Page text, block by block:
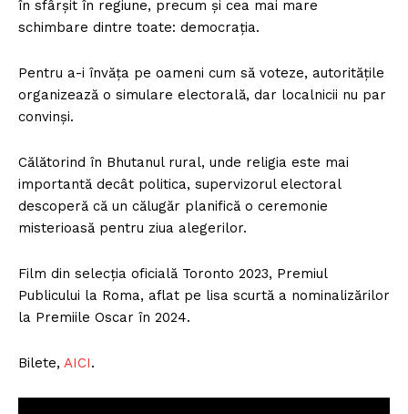
în sfârșit în regiune, precum și cea mai mare
schimbare dintre toate: democrația.
Pentru a-i învăţa pe oameni cum să voteze, autorităţile
organizează o simulare electorală, dar localnicii nu par
convinşi.
Călătorind în Bhutanul rural, unde religia este mai
importantă decât politica, supervizorul electoral
descoperă că un călugăr planifică o ceremonie
misterioasă pentru ziua alegerilor.
Film din selecția oficială Toronto 2023, Premiul
Publicului la Roma, aflat pe lisa scurtă a nominalizărilor
la Premiile Oscar în 2024.
Bilete, AICI.